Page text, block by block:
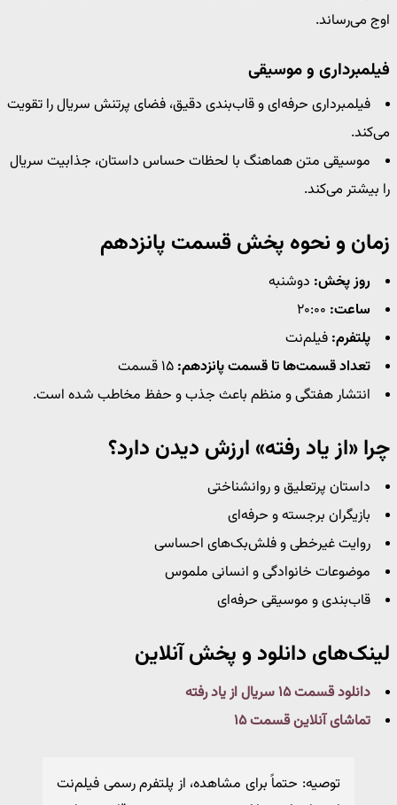
اوج می‌رساند.
فیلمبرداری و موسیقی
فیلمبرداری حرفه‌ای و قاب‌بندی دقیق، فضای پرتنش سریال را تقویت
می‌کند.
موسیقی متن هماهنگ با لحظات حساس داستان، جذابیت سریال
را بیشتر می‌کند.
زمان و نحوه پخش قسمت پانزدهم
روز پخش: دوشنبه
ساعت:
پلتفرم: فیلم‌نت
تعداد قسمت‌ها تا قسمت پانزدهم:
انتشار هفتگی و منظم باعث جذب و حفظ مخاطب شده است.
چرا «از یاد رفته» ارزش دیدن دارد؟
داستان پرتعلیق و روانشناختی
بازیگران برجسته و حرفه‌ای
روایت غیرخطی و فلش‌بک‌های احساسی
موضوعات خانوادگی و انسانی ملموس
قاب‌بندی و موسیقی حرفه‌ای
لینک‌های دانلود و پخش آنلاین
دانلود قسمت ۱۵ سریال از یاد رفته
تماشای آنلاین قسمت ۱۵
توصیه: حتماً برای مشاهده، از پلتفرم رسمی فیلم‌نت